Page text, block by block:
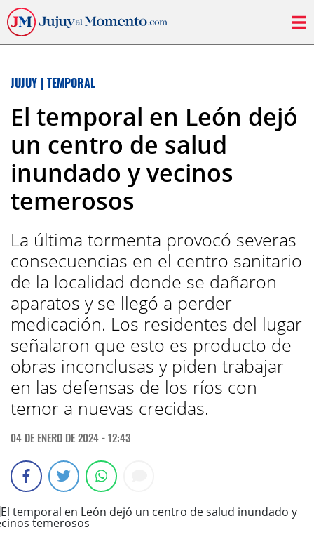
JUJUY | TEMPORAL
El temporal en León dejó
un centro de salud
inundado y vecinos
temerosos
La última tormenta provocó severas
consecuencias en el centro sanitario
de la localidad donde se dañaron
aparatos y se llegó a perder
medicación. Los residentes del lugar
señalaron que esto es producto de
obras inconclusas y piden trabajar
en las defensas de los ríos con
temor a nuevas crecidas.
04 DE ENERO DE 2024 - 12:43